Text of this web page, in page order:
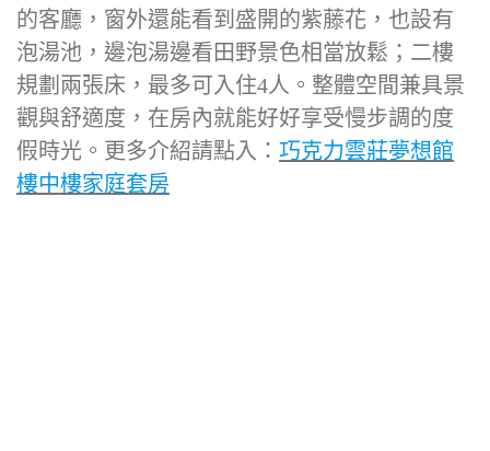
的客廳，窗外還能看到盛開的紫藤花，也設有
泡湯池，邊泡湯邊看田野景色相當放鬆；二樓
規劃兩張床，最多可入住4人。整體空間兼具景
觀與舒適度，在房內就能好好享受慢步調的度
假時光。更多介紹請點入： 巧克力雲莊夢想館
樓中樓家庭套房